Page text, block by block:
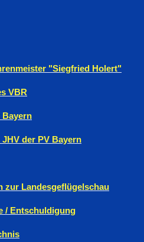
"Siegfried Holert"
VBR
Bayern
der PV Bayern
zur Landesgeflügelschau
/ Entschuldigung